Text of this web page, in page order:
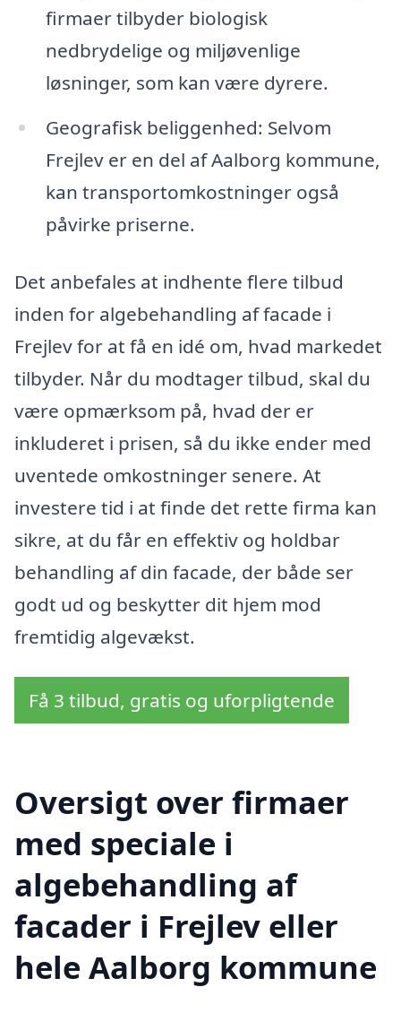
firmaer tilbyder biologisk
nedbrydelige og miljøvenlige
løsninger, som kan være dyrere.
Geografisk beliggenhed: Selvom
Frejlev er en del af Aalborg kommune,
kan transportomkostninger også
påvirke priserne.
Det anbefales at indhente flere tilbud
inden for algebehandling af facade i
Frejlev for at få en idé om, hvad markedet
tilbyder. Når du modtager tilbud, skal du
være opmærksom på, hvad der er
inkluderet i prisen, så du ikke ender med
uventede omkostninger senere. At
investere tid i at finde det rette firma kan
sikre, at du får en effektiv og holdbar
behandling af din facade, der både ser
godt ud og beskytter dit hjem mod
fremtidig algevækst.
Få 3 tilbud, gratis og uforpligtende
Oversigt over firmaer
med speciale i
algebehandling af
facader i Frejlev eller
hele Aalborg kommune